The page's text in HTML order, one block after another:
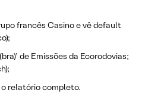
francês Casino e vê default
de Emissões da Ecorodovias;
relatório completo.